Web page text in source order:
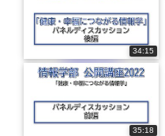
34:15
35:18